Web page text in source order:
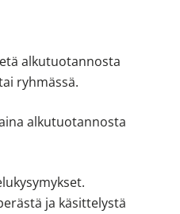
alkutuotannosta
ryhmässä.
alkutuotannosta
ja käsittelystä